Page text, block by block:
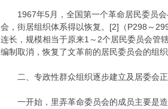
1967年5月，全国第一个革命居民委员会
会，街居组织体系得以恢复。[2]（P298～
连长，规模相当于原来1～2个居民委员会管
编制取消，恢复了文革前的居民委员会的组
二、专政性群众组织逐步建立及居委会正
一开始，里弄革命委员会的成员主要是造